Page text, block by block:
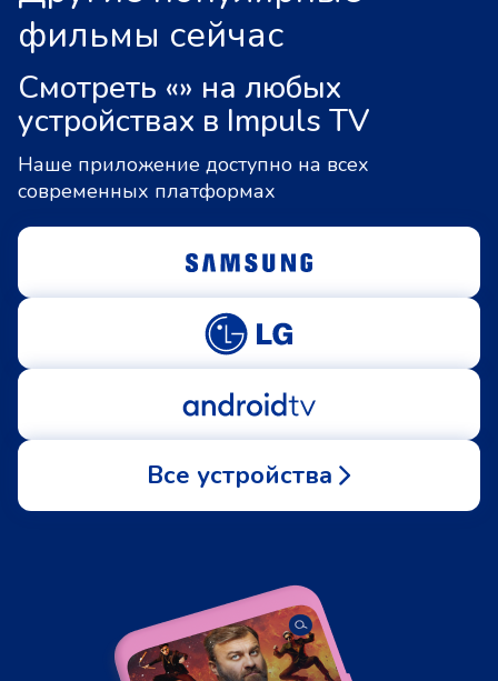
фильмы сейчас
Смотреть «» на любых
устройствах в Impuls TV
Наше приложение доступно на всех
современных платформах
Все устройства